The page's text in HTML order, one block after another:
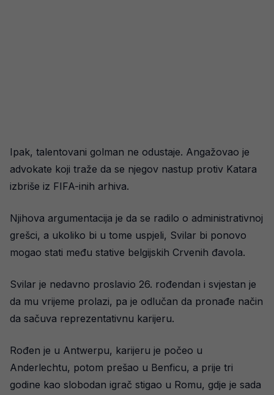
Ipak, talentovani golman ne odustaje. Angažovao je
advokate koji traže da se njegov nastup protiv Katara
izbriše iz FIFA-inih arhiva.
Njihova argumentacija je da se radilo o administrativnoj
grešci, a ukoliko bi u tome uspjeli, Svilar bi ponovo
mogao stati među stative belgijskih Crvenih đavola.
Svilar je nedavno proslavio 26. rođendan i svjestan je
da mu vrijeme prolazi, pa je odlučan da pronađe način
da sačuva reprezentativnu karijeru.
Rođen je u Antwerpu, karijeru je počeo u
Anderlechtu, potom prešao u Benficu, a prije tri
godine kao slobodan igrač stigao u Romu, gdje je sada